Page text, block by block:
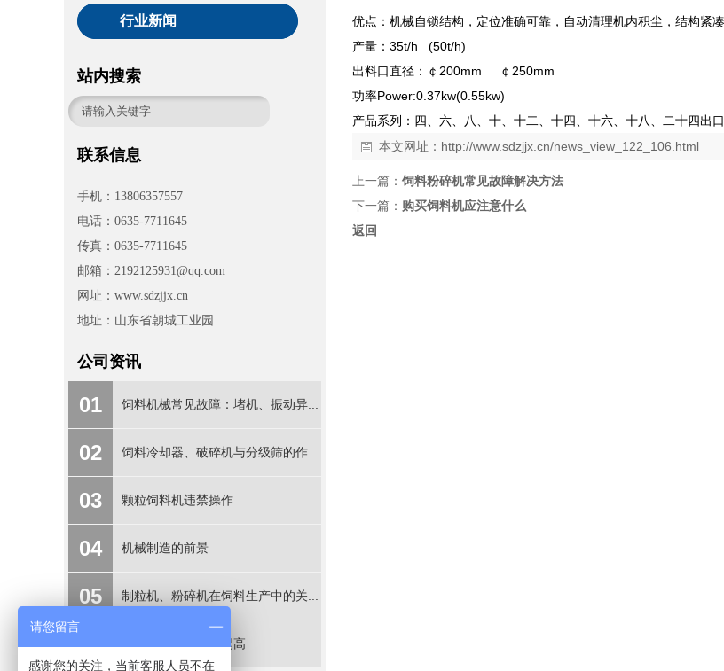
行业新闻
站内搜索
联系信息
手机：13806357557
电话：0635-7711645
传真：0635-7711645
邮箱：2192125931@qq.com
网址：www.sdzjjx.cn
地址：山东省朝城工业园
公司资讯
01 饲料机械常见故障：堵机、振动异...
02 饲料冷却器、破碎机与分级筛的作...
03 颗粒饲料机违禁操作
04 机械制造的前景
05 制粒机、粉碎机在饲料生产中的关...
06 饲料产量怎么迅速提高
优点： 机械自锁结构，定位准确可靠，自动清理机内积尘，结构紧
产量：35t/h (50t/h)
出料口直径：￠200mm ￠250mm
功率Power:0.37kw(0.55kw)
产品系列：四、六、八、十、十二、十四、十六、十八、二十四出口
本文网址： http://www.sdzjjx.cn/news_view_122_106.html
上一篇： 饲料粉碎机常见故障解决方法
下一篇： 购买饲料机应注意什么
返回
请您留言
感谢您的关注，当前客服人员不在